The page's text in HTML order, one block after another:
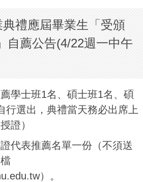
禮應屆畢業生「受頒
自薦公告(4/22週一中午
學士班1名、碩士班1名、碩
行選出，典禮當天務必出席上
證）
代表推薦名單一份（不須送
）。